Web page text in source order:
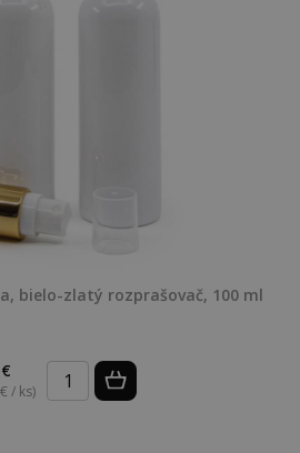
bielo-zlatý rozprašovač, 100 ml
/ ks)